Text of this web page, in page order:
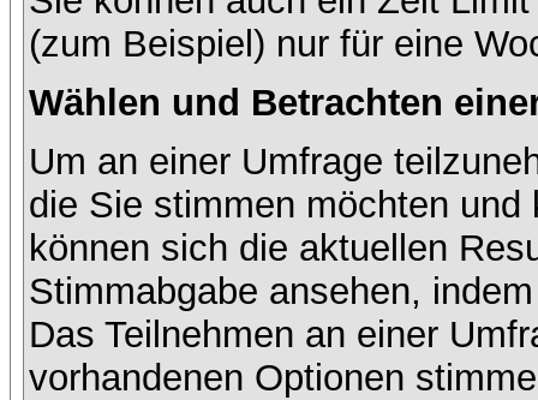
(zum Beispiel) nur für eine
Wählen und Betrachten
Um an einer Umfrage
die Sie stimmen möchten
können sich die aktuellen
Stimmabgabe ansehen,
Das Teilnehmen an einer
vorhandenen Optionen